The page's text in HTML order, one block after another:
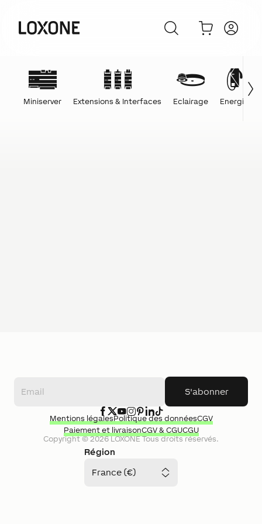
Miniserver Extensions & Interfaces Eclairage Energie
S'abonner
Région
France (€)
Copyright ©2026LOXONETous droits réservés.
Mentions légalesPolitique des donnéesCGV
Paiement et livraisonCGV & CGUCGU